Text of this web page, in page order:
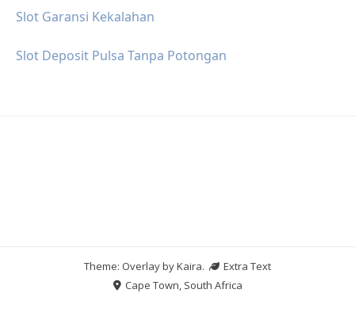
Slot Garansi Kekalahan
Slot Deposit Pulsa Tanpa Potongan
Theme: Overlay byKaira.
Extra Text
Cape Town, South Africa